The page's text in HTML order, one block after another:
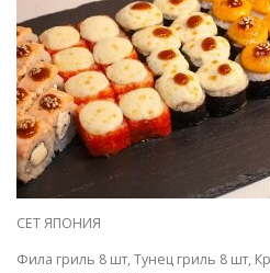
СЕТ ЯПОНИЯ
Фила гриль 8 шт, Тунец гриль 8 шт,